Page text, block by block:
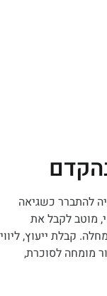
כשגיאה
את
ייעוץ, ליווי
לסוכרת,